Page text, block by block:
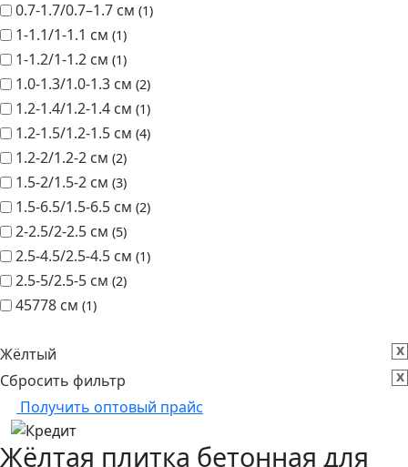
1.2-1.4/1.2-1.4 см 1
1.2-1.5/1.2-1.5 см
1.2-2/1.2-2 см 2
1.5-2/1.5-2 см 3
1.5-6.5/1.5-6.5 см 2
2-2.5/2-2.5 см 5
2.5-4.5/2.5-4.5 см
2.5-5/2.5-5 см 2
45778 см 1
Жёлтый
Сбросить фильтр
Получить оптовый прайс
Жёлтая плитка бетонная для
ландшафтного дизайна
Сортировка
Плитка облицовочнаяИскусственный камень Алтен